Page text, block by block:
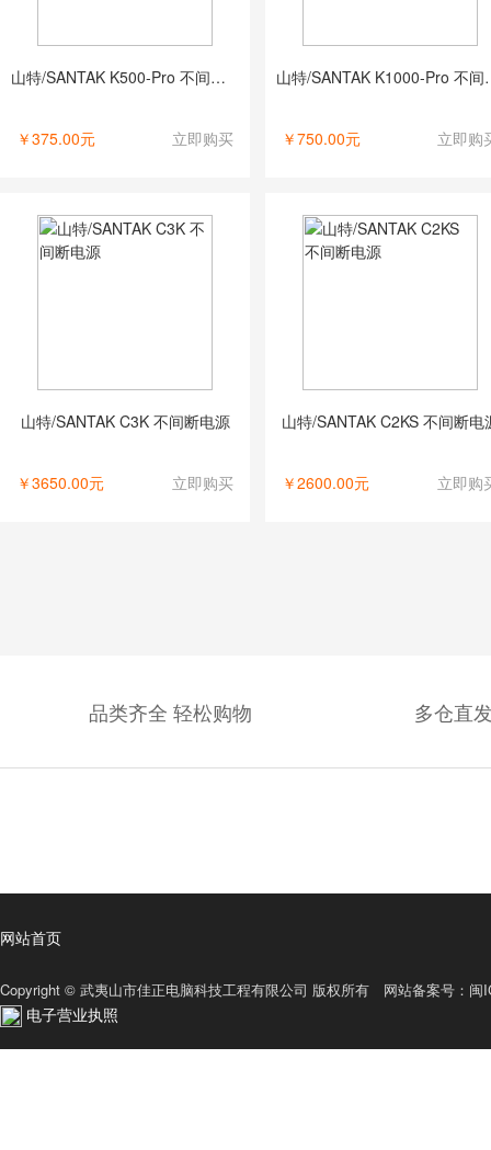
山特/SANTAK K500-Pro 不间断电源
￥375.00元 立即购买
山特/
￥750.00元 立即购
山特/SANTAK C3K 不间断电源
￥3650.00元 立即购买
山特/SANTAK C2KS 不间断电
￥2600.00元 立即购
品类齐全 轻松购物 多仓直
网站首页
Copyright © 武夷山市佳正电脑科技工程有限公司 版权所有 网站备案号： 闽
电子营业执照